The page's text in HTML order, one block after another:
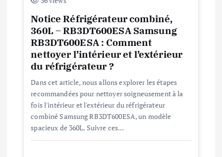
Notice Réfrigérateur combiné,
360L – RB3DT600ESA Samsung
RB3DT600ESA : Comment
nettoyer l’intérieur et l’extérieur
du réfrigérateur ?
Dans cet article, nous allons explorer les étapes
recommandées pour nettoyer soigneusement à la
fois l'intérieur et l'extérieur du réfrigérateur
combiné Samsung RB3DT600ESA, un modèle
spacieux de 360L. Suivre ces…